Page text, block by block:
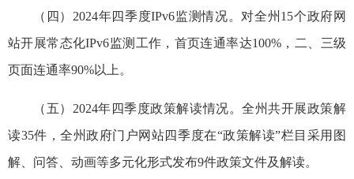
（四）2024年四季度IPv6监测情况。对全州15个政府网
站开展常态化IPv6监测工作，首页连通率达100%，二、三级
页面连通率90%以上。
（五）2024年四季度政策解读情况。全州共开展政策解
读35件，全州政府门户网站四季度在“政策解读”栏目采用图
解、问答、动画等多元化形式发布9件政策文件及解读。